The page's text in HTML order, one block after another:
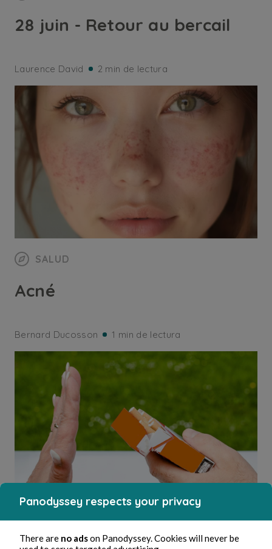
28 juin - Retour au bercail
Laurence David 2 min de lectura
SALUD
Acné
Bernard Ducosson 1 min de lectura
Panodyssey respects your privacy
There are no adson Panodyssey. Cookies will never be